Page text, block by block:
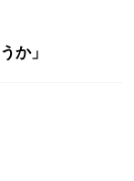
か」